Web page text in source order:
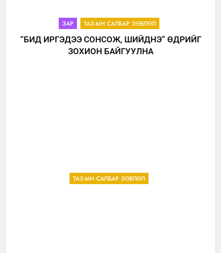
ЗАР ТАЗ-ЫН САЛБАР ЗӨВЛӨЛ
“БИД ИРГЭДЭЭ СОНСОЖ, ШИЙДНЭ” ӨДРИЙГ
ЗОХИОН БАЙГУУЛНА
ТАЗ-ЫН САЛБАР ЗӨВЛӨЛ